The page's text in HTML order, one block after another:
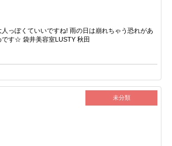
っぽくていいですね! 雨の日は崩れちゃう恐れがあ
です☆ 袋井美容室LUSTY 秋田
未分類